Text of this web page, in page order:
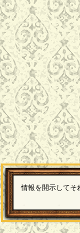
情報を開示してそ